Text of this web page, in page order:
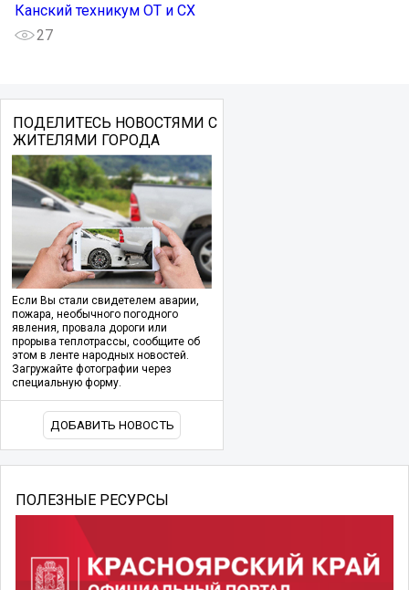
Канский техникум ОТ и СХ
27
ПОДЕЛИТЕСЬ НОВОСТЯМИ С
ЖИТЕЛЯМИ ГОРОДА
Если Вы стали свидетелем аварии,
пожара, необычного погодного
явления, провала дороги или
прорыва теплотрассы, сообщите об
этом в ленте народных новостей.
Загружайте фотографии через
специальную форму.
ДОБАВИТЬ НОВОСТЬ
ПОЛЕЗНЫЕ РЕСУРСЫ